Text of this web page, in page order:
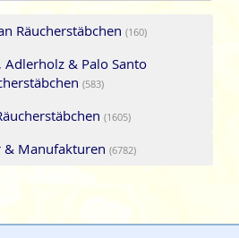
Räucherstäbchen (160)
Adlerholz & Palo Santo
(583)
(1605)
& Manufakturen (6782)